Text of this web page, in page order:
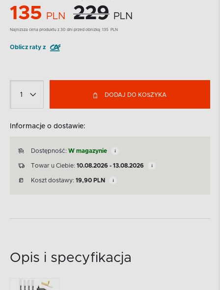
135 PLN 229 PLN
Najnizsza cena produktu z 30 dni przed obniżką: 135 PLN
Oblicz raty z
DODAJ DO KOSZYKA
Informacje o dostawie:
Dostępność: W magazynie
Towar u Ciebie: 10.08.2026 - 13.08.2026
Koszt dostawy: 19,90 PLN
Opis i specyfikacja